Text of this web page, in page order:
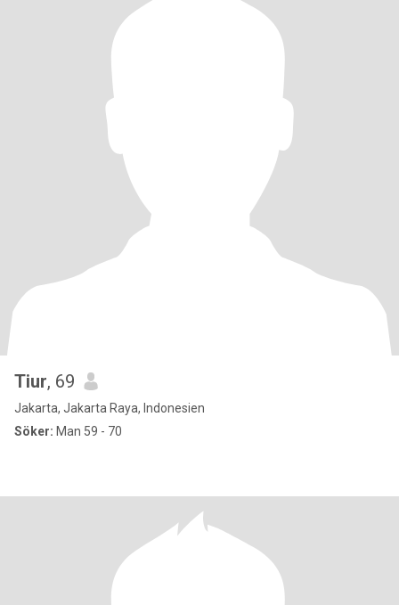
Tiur, 69
Jakarta, Jakarta Raya, Indonesien
Söker: Man 59 - 70